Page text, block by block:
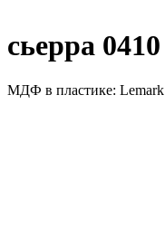
сьерра 0410
МДФ в пластике: Lemark